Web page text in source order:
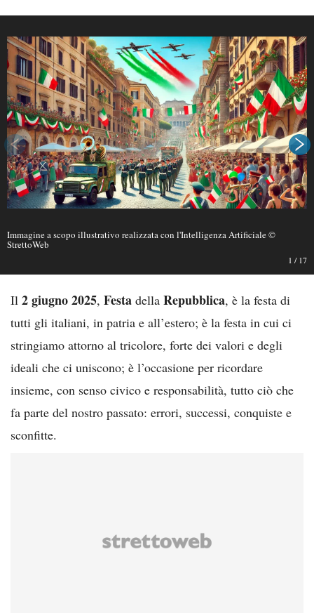
Immagine a scopo illustrativo realizzata con l'Intelligenza Artificiale ©
StrettoWeb
1 / 17
Il 2 giugno 2025, Festa della Repubblica, è la festa di
tutti gli italiani, in patria e all’estero; è la festa in cui ci
stringiamo attorno al tricolore, forte dei valori e degli
ideali che ci uniscono; è l’occasione per ricordare
insieme, con senso civico e responsabilità, tutto ciò che
fa parte del nostro passato: errori, successi, conquiste e
sconfitte.